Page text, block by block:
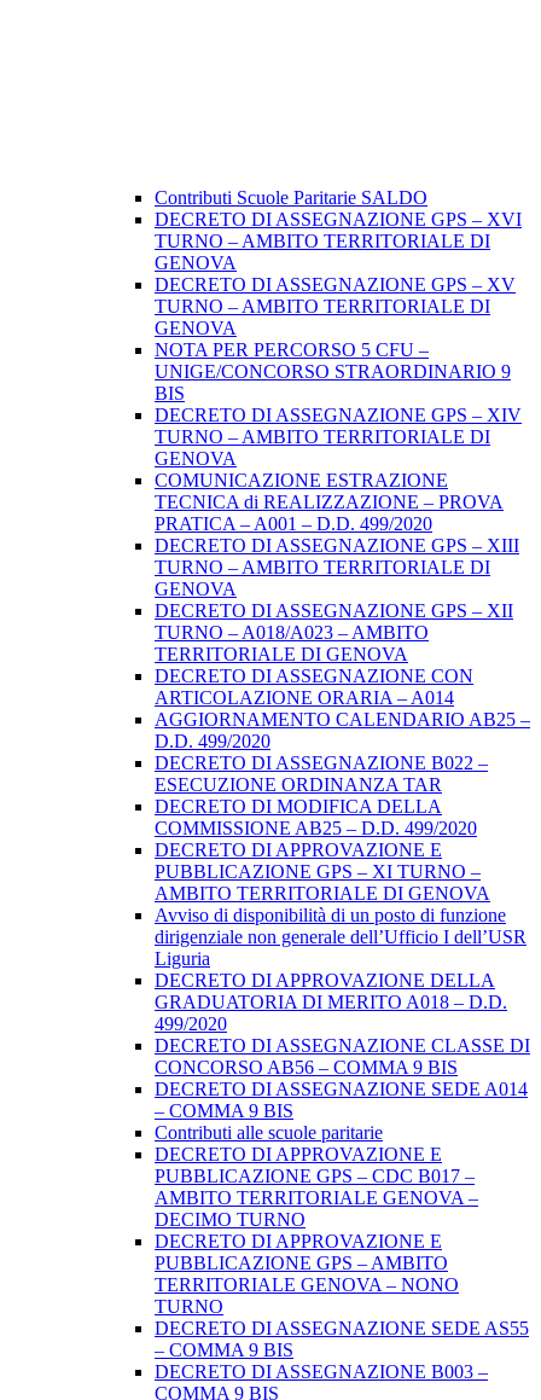
Contributi Scuole Paritarie SALDO
DECRETO DI ASSEGNAZIONE GPS – XVI
TURNO – AMBITO TERRITORIALE DI
GENOVA
DECRETO DI ASSEGNAZIONE GPS – XV
TURNO – AMBITO TERRITORIALE DI
GENOVA
NOTA PER PERCORSO 5 CFU –
UNIGE/CONCORSO STRAORDINARIO 9
BIS
DECRETO DI ASSEGNAZIONE GPS – XIV
TURNO – AMBITO TERRITORIALE DI
GENOVA
COMUNICAZIONE ESTRAZIONE
TECNICA di REALIZZAZIONE – PROVA
PRATICA – A001 – D.D. 499/2020
DECRETO DI ASSEGNAZIONE GPS – XIII
TURNO – AMBITO TERRITORIALE DI
GENOVA
DECRETO DI ASSEGNAZIONE GPS – XII
TURNO – A018/A023 – AMBITO
TERRITORIALE DI GENOVA
DECRETO DI ASSEGNAZIONE CON
ARTICOLAZIONE ORARIA – A014
AGGIORNAMENTO CALENDARIO AB25 –
D.D. 499/2020
DECRETO DI ASSEGNAZIONE B022 –
ESECUZIONE ORDINANZA TAR
DECRETO DI MODIFICA DELLA
COMMISSIONE AB25 – D.D. 499/2020
DECRETO DI APPROVAZIONE E
PUBBLICAZIONE GPS – XI TURNO –
AMBITO TERRITORIALE DI GENOVA
Avviso di disponibilità di un posto di funzione
dirigenziale non generale dell’Ufficio I dell’USR
Liguria
DECRETO DI APPROVAZIONE DELLA
GRADUATORIA DI MERITO A018 – D.D.
499/2020
DECRETO DI ASSEGNAZIONE CLASSE DI
CONCORSO AB56 – COMMA 9 BIS
DECRETO DI ASSEGNAZIONE SEDE A014
– COMMA 9 BIS
Contributi alle scuole paritarie
DECRETO DI APPROVAZIONE E
PUBBLICAZIONE GPS – CDC B017 –
AMBITO TERRITORIALE GENOVA –
DECIMO TURNO
DECRETO DI APPROVAZIONE E
PUBBLICAZIONE GPS – AMBITO
TERRITORIALE GENOVA – NONO
TURNO
DECRETO DI ASSEGNAZIONE SEDE AS55
– COMMA 9 BIS
DECRETO DI ASSEGNAZIONE B003 –
COMMA 9 BIS